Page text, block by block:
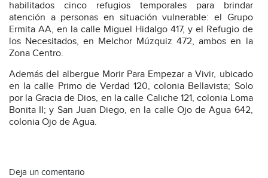
habilitados cinco refugios temporales para brindar
atención a personas en situación vulnerable: el Grupo
Ermita AA, en la calle Miguel Hidalgo 417, y el Refugio de
los Necesitados, en Melchor Múzquiz 472, ambos en la
Zona Centro.
Además del albergue Morir Para Empezar a Vivir, ubicado
en la calle Primo de Verdad 120, colonia Bellavista; Solo
por la Gracia de Dios, en la calle Caliche 121, colonia Loma
Bonita II; y San Juan Diego, en la calle Ojo de Agua 642,
colonia Ojo de Agua.
Deja un comentario